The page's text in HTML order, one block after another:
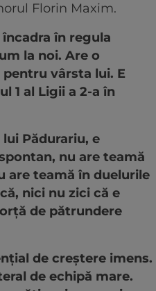
Florin Maxim.
în regula
la noi. Are o
vârsta lui. E
1 al Ligii a 2-a în
Pădurariu, e
nu are teamă
are teamă în duelurile
nici nu zici că e
de pătrundere
de creștere imens.
de echipă mare.